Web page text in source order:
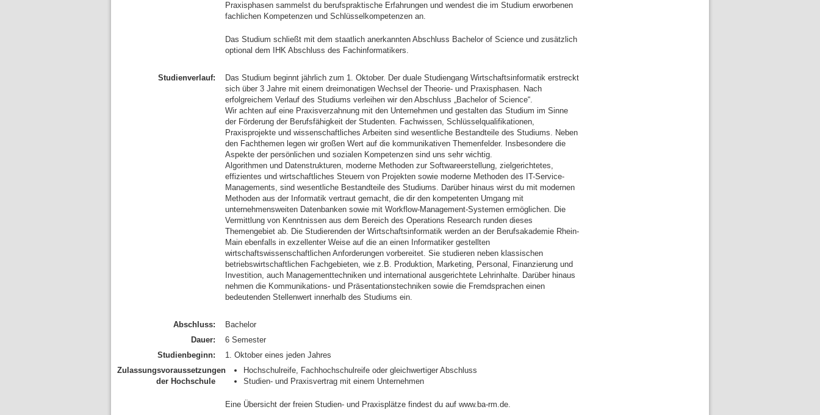
Praxisphasen sammelst du berufspraktische Erfahrungen und wendest die im Studium erworbenen
fachlichen Kompetenzen und Schlüsselkompetenzen an.
Das Studium schließt mit dem staatlich anerkannten Abschluss Bachelor of Science und zusätzlich
optional dem IHK Abschluss des Fachinformatikers.
Studienverlauf:
Das Studium beginnt jährlich zum 1. Oktober. Der duale Studiengang Wirtschaftsinformatik erstreckt
sich über 3 Jahre mit einem dreimonatigen Wechsel der Theorie- und Praxisphasen. Nach
erfolgreichem Verlauf des Studiums verleihen wir den Abschluss „Bachelor of Science“.
Wir achten auf eine Praxisverzahnung mit den Unternehmen und gestalten das Studium im Sinne
der Förderung der Berufsfähigkeit der Studenten. Fachwissen, Schlüsselqualifikationen,
Praxisprojekte und wissenschaftliches Arbeiten sind wesentliche Bestandteile des Studiums. Neben
den Fachthemen legen wir großen Wert auf die kommunikativen Themenfelder. Insbesondere die
Aspekte der persönlichen und sozialen Kompetenzen sind uns sehr wichtig.
Algorithmen und Datenstrukturen, moderne Methoden zur Softwareerstellung, zielgerichtetes,
effizientes und wirtschaftliches Steuern von Projekten sowie moderne Methoden des IT-Service-
Managements, sind wesentliche Bestandteile des Studiums. Darüber hinaus wirst du mit modernen
Methoden aus der Informatik vertraut gemacht, die dir den kompetenten Umgang mit
unternehmensweiten Datenbanken sowie mit Workflow-Management-Systemen ermöglichen. Die
Vermittlung von Kenntnissen aus dem Bereich des Operations Research runden dieses
Themengebiet ab. Die Studierenden der Wirtschaftsinformatik werden an der Berufsakademie Rhein-
Main ebenfalls in exzellenter Weise auf die an einen Informatiker gestellten
wirtschaftswissenschaftlichen Anforderungen vorbereitet. Sie studieren neben klassischen
betriebswirtschaftlichen Fachgebieten, wie z.B. Produktion, Marketing, Personal, Finanzierung und
Investition, auch Managementtechniken und international ausgerichtete Lehrinhalte. Darüber hinaus
nehmen die Kommunikations- und Präsentationstechniken sowie die Fremdsprachen einen
bedeutenden Stellenwert innerhalb des Studiums ein.
Abschluss:
Bachelor
Dauer:
6 Semester
Studienbeginn:
1. Oktober eines jeden Jahres
Zulassungsvoraussetzungen
der Hochschule
Hochschulreife, Fachhochschulreife oder gleichwertiger Abschluss
Studien- und Praxisvertrag mit einem Unternehmen
Eine Übersicht der freien Studien- und Praxisplätze findest du auf www.ba-rm.de.